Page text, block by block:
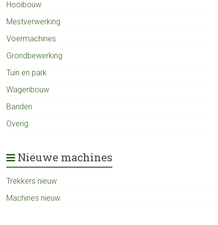
Hooibouw
Mestverwerking
Voermachines
Grondbewerking
Tuin en park
Wagenbouw
Banden
Overig
Nieuwe machines
Trekkers nieuw
Machines nieuw